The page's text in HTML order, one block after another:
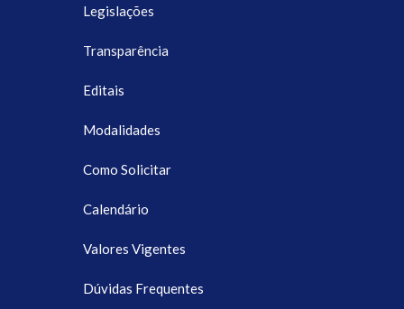
Legislações
Transparência
Editais
Modalidades
Como Solicitar
Calendário
Valores Vigentes
Dúvidas Frequentes